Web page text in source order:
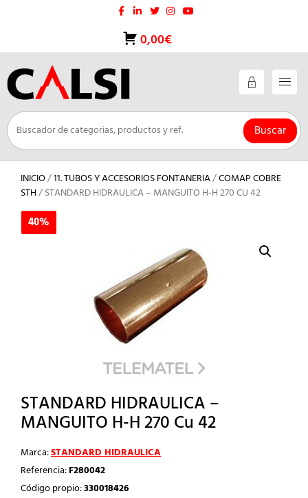
0,00€
Buscar
INICIO/11. TUBOS Y ACCESORIOS FONTANERIA/COMAP COBRE
STH/ STANDARD HIDRAULICA – MANGUITO H-H 270 CU 42
40%
STANDARD HIDRAULICA –
MANGUITO H-H 270 Cu 42
Marca:STANDARD HIDRAULICA
Referencia:F280042
Código propio:330018426
40%